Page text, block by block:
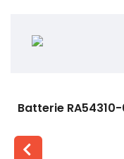
Batterie RA54310-